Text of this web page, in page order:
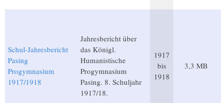
Schul-Jahresbericht
Pasing
Progymnasium
1917/1918
Jahresbericht über
das Königl.
Humanistische
Progymnasium
Pasing. 8. Schuljahr
1917/18.
1917
bis
1918
3,3 MB